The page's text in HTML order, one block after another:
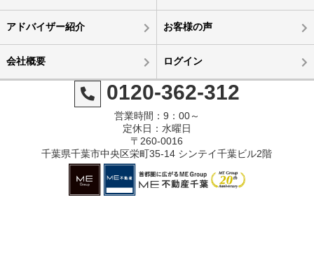
アドバイザー紹介 お客様の声
会社概要 ログイン
0120-362-312
営業時間：9：00～
定休日：水曜日
〒260-0016
千葉県千葉市中央区栄町35-14 シンテイ千葉ビル2階